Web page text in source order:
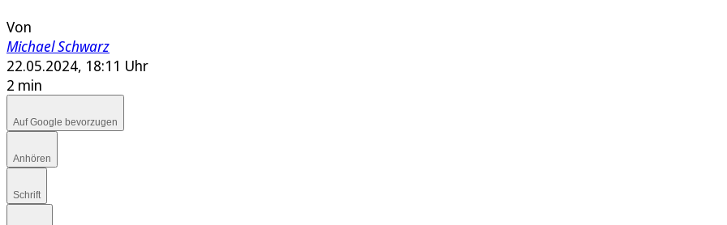
Von
Michael Schwarz
22.05.2024, 18:11 Uhr
2 min
Auf Google bevorzugen
Anhören
Schrift